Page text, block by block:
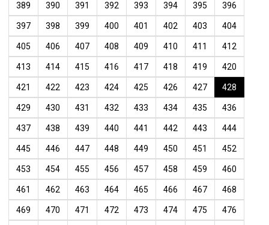
389 390 391 392 393 394 395 396
397 398 399 400 401 402 403 404
405 406 407 408 409 410 411 412
413 414 415 416 417 418 419 420
421 422 423 424 425 426 427 428
429 430 431 432 433 434 435 436
437 438 439 440 441 442 443 444
445 446 447 448 449 450 451 452
453 454 455 456 457 458 459 460
461 462 463 464 465 466 467 468
469 470 471 472 473 474 475 476